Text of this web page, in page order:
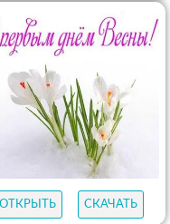
ОТКРЫТЬ СКАЧАТЬ